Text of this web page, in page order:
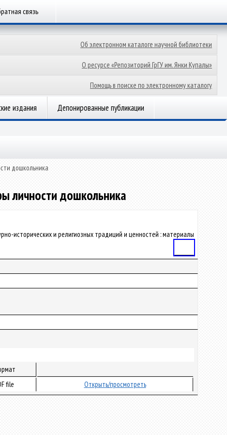
связь
Об электронном каталоге научной библиотеки
О ресурсе «Репозиторий ГрГУ им. Янки Купалы»
Помощь в поиске по электронному каталогу
издания Депонированные публикации
дошкольника
личности дошкольника
исторических и религиозных традиций и ценностей : материалы
file Открыть/просмотреть